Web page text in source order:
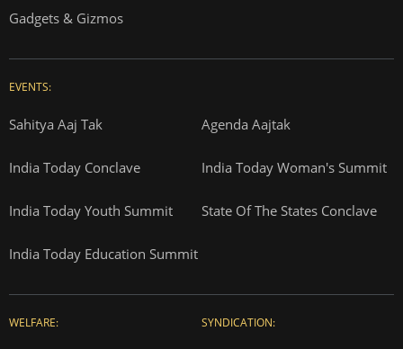
Gadgets & Gizmos
EVENTS:
Sahitya Aaj Tak Agenda Aajtak
India Today Conclave India Today Woman's Summit
India Today Youth Summit State Of The States Conclave
India Today Education Summit
WELFARE: SYNDICATION: